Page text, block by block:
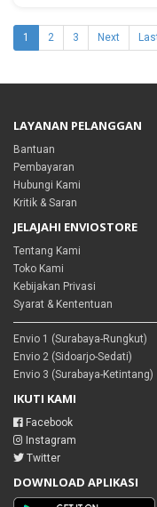
1 2 3 Next
LAYANAN PELANGGAN
Bantuan
Pembayaran
Hubungi Kami
Kritik & Saran
JELAJAHI ENVIOSTORE
Tentang Kami
Toko Kami
Kebijakan Privasi
Syarat & Kententuan
Envio 1 (Surabaya-Rungkut)
Envio 2 (Sidoarjo-Sedati)
Envio 3 (Surabaya-Ketintang)
IKUTI KAMI
Facebook
Instagram
Twitter
DOWNLOAD APLIKASI